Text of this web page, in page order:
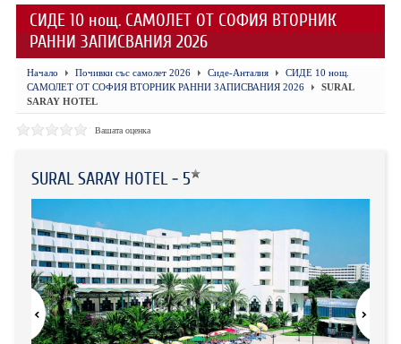
ЕКСКУРЗИИ САМОЛЕТ
ЕКСКУРЗИИ АВТОБУС
БЪЛГАРИЯ
ХОТЕЛИ В ТУРЦИЯ
ТУРЦИЯ С КОЛА
ХОТЕЛИ В ГЪРЦИЯ
НОВА ГОДИНА 2027
ХОТЕЛИ В АЛБАНИЯ
АВТОБУСИ ПОД НАЕМ
СИДЕ 10 нощ. САМОЛЕТ ОТ СОФИЯ ВТОРНИК
РАННИ ЗАПИСВАНИЯ 2026
Начало Почивки със самолет 2026 Сиде-Анталия
СИДЕ 10 нощ.
САМОЛЕТ ОТ СОФИЯ ВТОРНИК РАННИ ЗАПИСВАНИЯ 2026
SURAL
SARAY HOTEL
Вашата оценка
SURAL SARAY HOTEL - 5